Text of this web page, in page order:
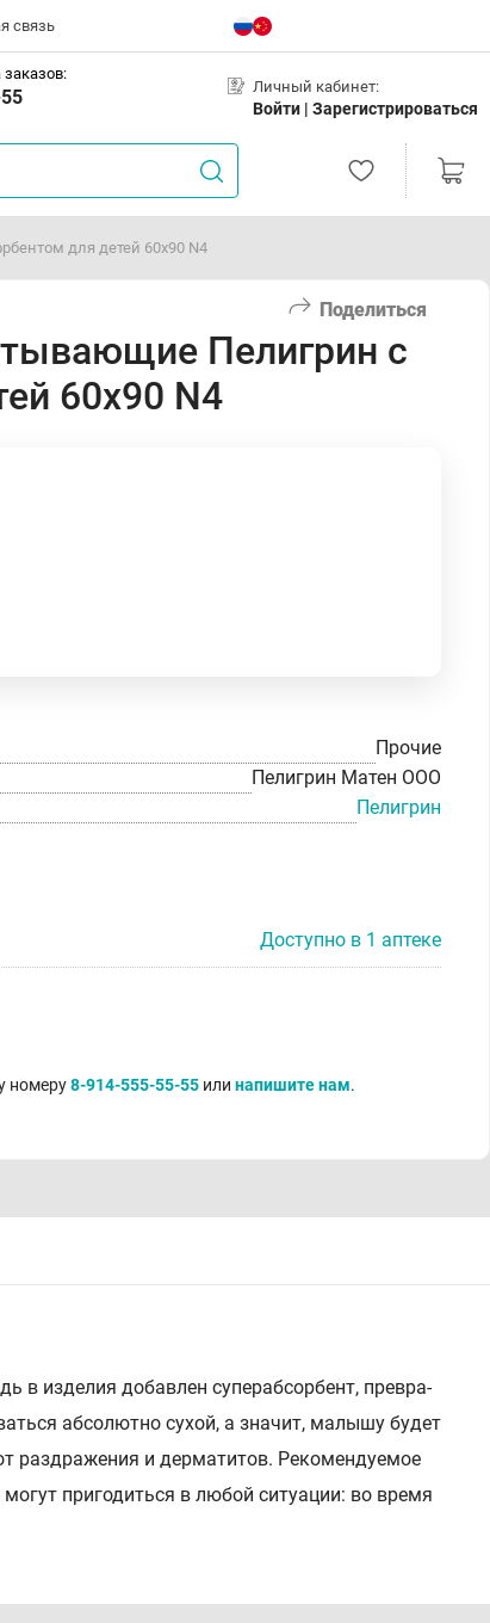
связь
Личный кабинет:
Войти | Зарегистрироваться
для детей 60х90 N4
Поделиться
Пелигрин с
60х90 N4
Прочие
Пелигрин Матен ООО
Пелигрин
Доступно в 1 аптеке
номеру8-914-555-55-55 или напишите нам.
в из­де­лия до­бав­лен су­пераб­сор­бент, пре­вра­
аб­со­лют­но су­хой, а зна­чит, ма­лы­шу бу­дет
раз­дра­же­ния и дер­ма­ти­тов. Ре­ко­мен­ду­е­мое
при­го­дить­ся в лю­бой си­ту­а­ции: во вре­мя